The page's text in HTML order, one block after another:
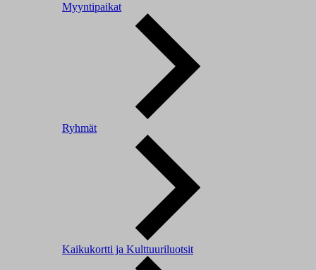
Myyntipaikat
Ryhmät
Kaikukortti ja Kulttuuriluotsit